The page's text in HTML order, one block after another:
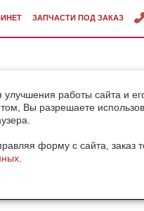
улучшения работы сайта и
Вы разрешаете
форму с сайта, заказ
ЗАПЧАСТИ ПОД ЗАКАЗ